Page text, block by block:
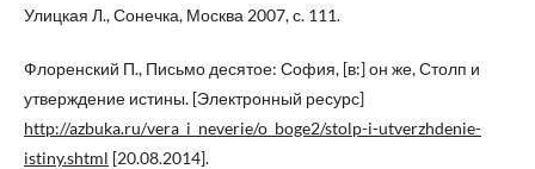
Улицкая Л., Сонечка, Москва 2007, с. 111.
Флоренский П., Письмо десятое: София, [в:] он же, Столп и
утверждение истины. [Электронный ресурс]
http://azbuka.ru/vera_i_neverie/o_boge2/stolp-i-utverzhdenie-
istiny.shtml [20.08.2014].